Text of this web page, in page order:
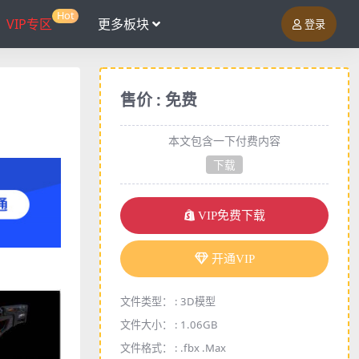
VIP专区 Hot 更多板块 登录
售价 : 免费
本文包含一下付费内容
下载
VIP免费下载
开通VIP
文件类型： : 3D模型
文件大小： : 1.06GB
文件格式： : .fbx .Max